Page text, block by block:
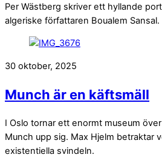
Per Wästberg skriver ett hyllande
algeriske författaren Boualem Sansal.
30 oktober, 2025
Munch är en käftsmäll
I Oslo tornar ett enormt museum
Munch upp sig. Max Hjelm betraktar
existentiella svindeln.